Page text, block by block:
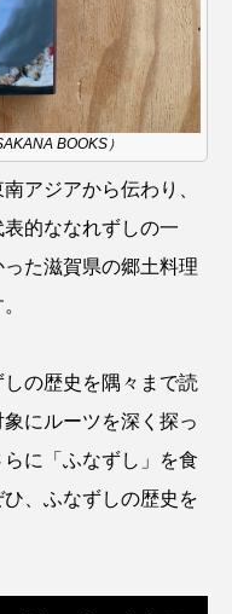
ブカガニ ケラ
コイ
ダイ
コチ
メツキガニ
ンポ
ラシ ゴリ
BOOKS）
アジアから伝わり、
表的ななれずしの一
た滋賀県の郷土料理
の歴史を隅々まで読
にルーツを深く探っ
に「ふなずし」を食
、ふなずしの歴史を